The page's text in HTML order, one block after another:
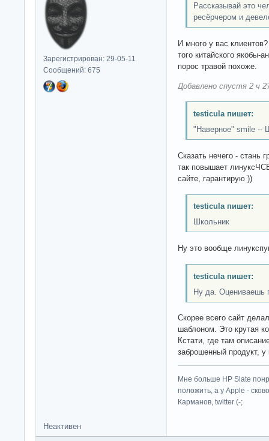
Зарегистрирован: 29-05-11
Сообщений: 675
Рассказывай это
ресёрчером и
И много у вас
того китайского якобы-
порос травой похоже.
Добавлено спустя 2 ч
testicula пишет:
"Наверное" smile --
Сказать нечего - стань
так повышает
сайте, гарантирую ))
testicula пишет:
Школьник
Ну это вообще
testicula пишет:
Ну да. Оцениваешь
Скорее всего сайт
шаблоном. Это крутая
Кстати, где там
заброшенный продукт, у
Мне больше HP Slate
положить, а у Apple -
Карманов, twitter (-;
Неактивен